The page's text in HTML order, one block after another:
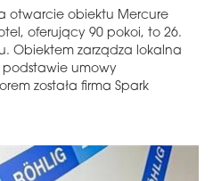
otwarcie obiektu Mercure
oferujący 90 pokoi, to 26.
Obiektem zarządza lokalna
podstawie umowy
została firma Spark